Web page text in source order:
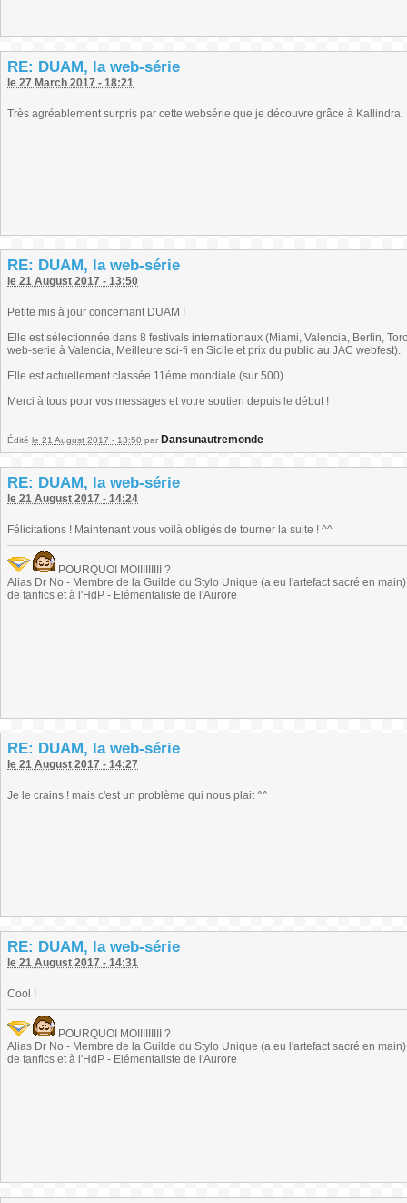
RE: DUAM, la web-série
le 27 March 2017 - 18:21
Très agréablement surpris par cette websérie que je découvre grâce à Kallindra.
RE: DUAM, la web-série
le 21 August 2017 - 13:50
Petite mis à jour concernant DUAM !
Elle est sélectionnée dans 8 festivals internationaux (Miami, Valencia, Berlin,
web-serie à Valencia, Meilleure sci-fi en Sicile et prix du public au JAC webfest).
Elle est actuellement classée 11éme mondiale (sur 500).
Merci à tous pour vos messages et votre soutien depuis le début !
Édité le 21 August 2017 - 13:50 par Dansunautremonde
RE: DUAM, la web-série
le 21 August 2017 - 14:24
Félicitations ! Maintenant vous voilà obligés de tourner la suite ! ^^
POURQUOI MOIIIIIIIII ?
Alias Dr No - Membre de la Guilde du Stylo Unique (a eu l'artefact sacré en
de fanfics et à l'HdP - Elémentaliste de l'Aurore
RE: DUAM, la web-série
le 21 August 2017 - 14:27
Je le crains ! mais c'est un problème qui nous plait ^^
RE: DUAM, la web-série
le 21 August 2017 - 14:31
Cool !
POURQUOI MOIIIIIIIII ?
Alias Dr No - Membre de la Guilde du Stylo Unique (a eu l'artefact sacré en
de fanfics et à l'HdP - Elémentaliste de l'Aurore